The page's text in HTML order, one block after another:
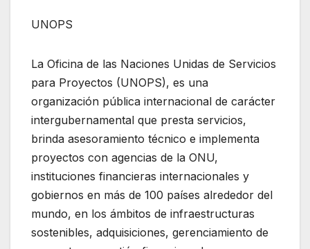
UNOPS
La Oficina de las Naciones Unidas de Servicios
para Proyectos (UNOPS), es una
organización pública internacional de carácter
intergubernamental que presta servicios,
brinda asesoramiento técnico e implementa
proyectos con agencias de la ONU,
instituciones financieras internacionales y
gobiernos en más de 100 países alrededor del
mundo, en los ámbitos de infraestructuras
sostenibles, adquisiciones, gerenciamiento de